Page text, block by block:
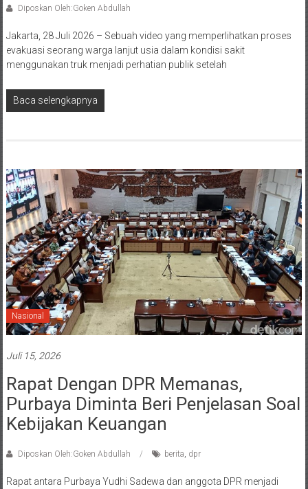
Diposkan Oleh:Goken Abdullah
Jakarta, 28 Juli 2026 – Sebuah video yang memperlihatkan proses
evakuasi seorang warga lanjut usia dalam kondisi sakit
menggunakan truk menjadi perhatian publik setelah
Baca selengkapnya
Nasional
Juli 15, 2026
Rapat Dengan DPR Memanas,
Purbaya Diminta Beri Penjelasan Soal
Kebijakan Keuangan
Diposkan Oleh:Goken Abdullah berita, dpr
Rapat antara Purbaya Yudhi Sadewa dan anggota DPR menjadi